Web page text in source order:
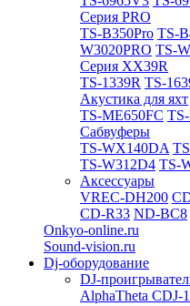
Cерия PRO
TS-B350Pro TS-
W3020PRO TS-
Cерия XX39R
TS-1339R TS-
Акустика для яхт
TS-ME650FC
Сабвуферы
TS-WX140DA
TS-W312D4 TS-
Аксессуары
VREC-DH200
CD-R33 ND-BC8
Onkyo-online.ru
Sound-vision.ru
Dj-оборудование
DJ-
AlphaTheta CDJ-